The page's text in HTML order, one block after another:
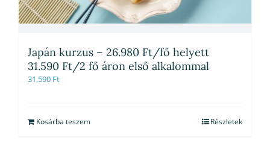
Japán kurzus – 26.980 Ft/fő helyett
31.590 Ft/2 fő áron első alkalommal
31,590 Ft
Kosárba teszem Részletek